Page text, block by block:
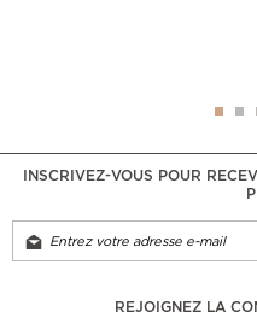
INSCRIVEZ-VOUS POUR
REJOIGNEZ LA